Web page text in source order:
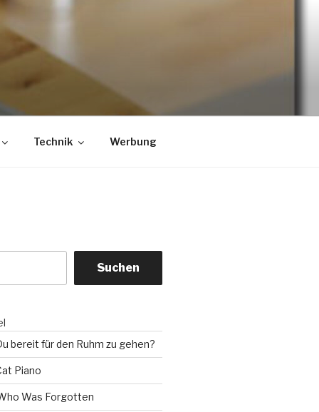
Technik Werbung
Suchen
bereit für den Ruhm zu gehen?
Piano
Was Forgotten